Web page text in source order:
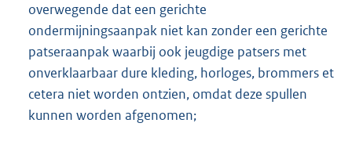
overwegende dat een gerichte
ondermijningsaanpak niet kan zonder een gerichte
patseraanpak waarbij ook jeugdige patsers met
onverklaarbaar dure kleding, horloges, brommers et
cetera niet worden ontzien, omdat deze spullen
kunnen worden afgenomen;